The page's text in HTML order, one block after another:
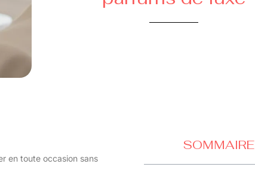
en toute occasion sans
SOMMAIRE